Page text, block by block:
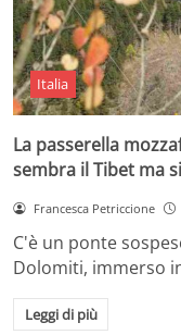
Italia
La passerella
sembra il Tibet ma
Francesca Petriccione
C'è un ponte
Dolomiti, immerso
Leggi di più